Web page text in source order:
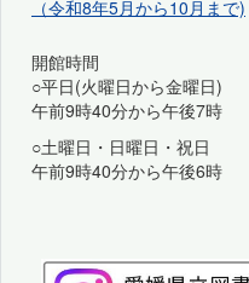
（令和8年5月から10月まで)
開館時間
○平日(火曜日から金曜日)
午前9時40分から午後7時
○土曜日・日曜日・祝日
午前9時40分から午後6時